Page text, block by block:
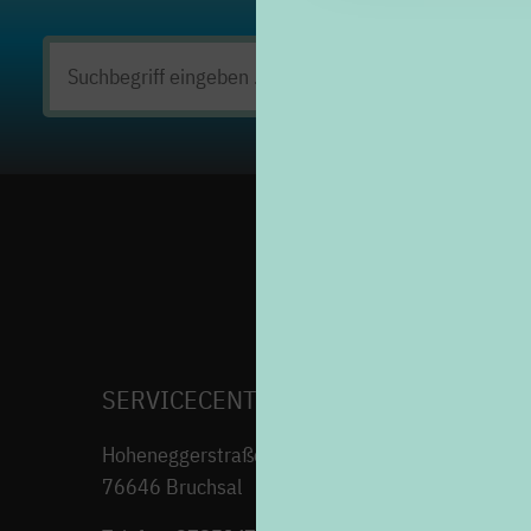
Suchen
nach:
SERVICECENTER H7
Hoheneggerstraße 7
76646 Bruchsal